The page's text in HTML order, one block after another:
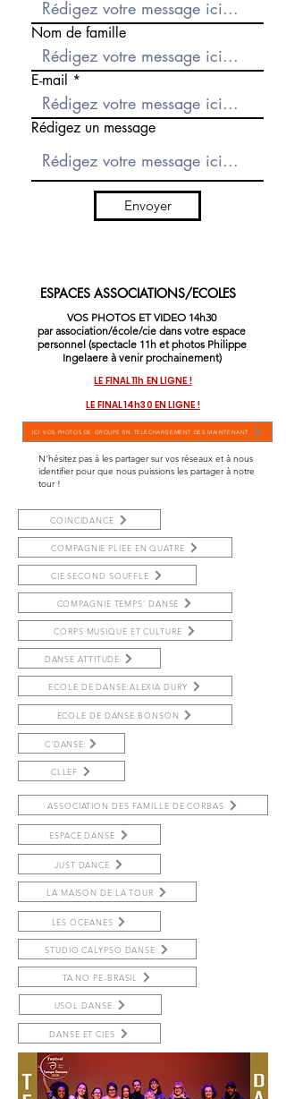
cœur et le travail qu’il y a derrière, et ça fait toute la différence.
Bref, merci encore pour cette organisation aux petits oignons.
Une chose est sûre : on repart le coeur rempli d'étoiles et...on
revient l’année prochaine, c’est certain ✨
Nom de famille
E-mail
Rédigez un message
Envoyer
ESPACES ASSOCIATIONS/ECOLES
VOS PHOTOS ET VIDEO 14h30
par association/école/cie dans votre espace
personnel (spectacle 11h et photos Philippe
Ingelaere à venir prochainement)
LE FINAL 11h EN LIGNE !
LE FINAL 14h30 EN LIGNE !
ICI VOS PHOTOS DE GROUPE EN TELECHARGEMENT DES MAINTENANT
N'hésitez pas à les partager sur vos réseaux et à nous
identifier pour que nous puissions les partager à notre
tour !
COINCIDANCE
COMPAGNIE PLIEE EN QUATRE
CIE SECOND SOUFFLE
COMPAGNIE TEMPS' DANSE
CORPS MUSIQUE ET CULTURE
DANSE ATTITUDE
ECOLE DE DANSE ALEXIA DURY
ECOLE DE DANSE BONSON
C'DANSE
CLLEF
ASSOCIATION DES FAMILLE DE CORBAS
ESPACE DANSE
JUST DANCE
LA MAISON DE LA TOUR
LES OCEANES
STUDIO CALYPSO DANSE
TA NO PE-BRASIL
USOL DANSE
DANSE ET CIES